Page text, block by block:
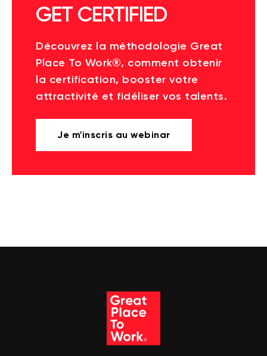
GET CERTIFIED
Découvrez la méthodologie Great
Place To Work®, comment obtenir
la certification, booster votre
attractivité et fidéliser vos talents.
Je m'inscris au webinar